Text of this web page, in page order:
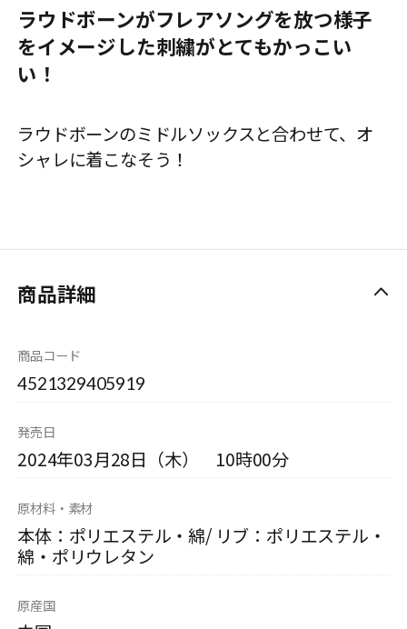
ラウドボーンがフレアソングを放つ様子
をイメージした刺繍がとてもかっこい
い！
ラウドボーンのミドルソックスと合わせて、オ
シャレに着こなそう！
商品詳細
商品コード
4521329405919
発売日
2024年03月28日（木） 10時00分
原材料・素材
本体：ポリエステル・綿/ リブ：ポリエステル・
綿・ポリウレタン
原産国